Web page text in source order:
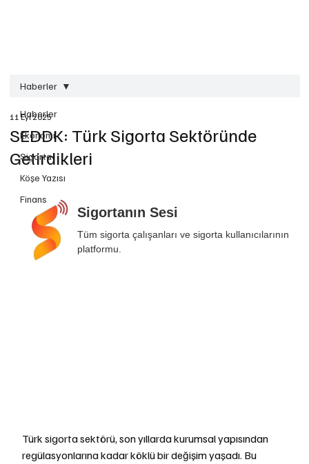
Haberler
Ekonomi
Sigorta
Köşe Yazısı
Finans
Haberler
SEDDK: Türk Sigorta Sektöründe
Getirdikleri
11 Eyl 2025
Türk sigorta sektörü, son yıllarda kurumsal yapısından
regülasyonlarına kadar köklü bir değişim yaşadı. Bu